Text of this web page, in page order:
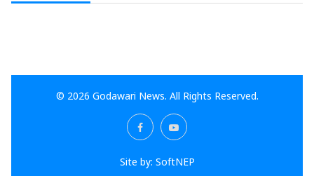
© 2026 Godawari News. All Rights Reserved.
Site by: SoftNEP